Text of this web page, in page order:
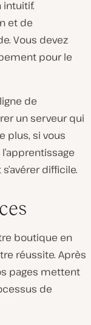
intuitif.
et de
Vous devez
pour le
de
un serveur qui
plus, si vous
difficile.
boutique en
réussite. Après
pages mettent
de